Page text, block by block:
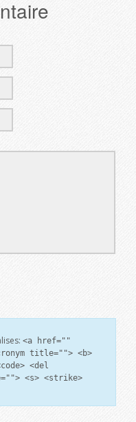
<a href=""
title=""> <b>
<del
<s> <strike>